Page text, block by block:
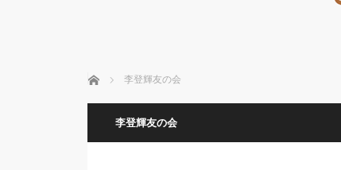
ホーム 李登輝友の会
李登輝友の会